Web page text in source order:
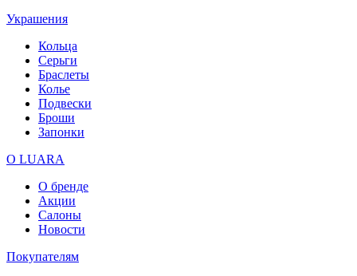
Украшения
Кольца
Серьги
Браслеты
Колье
Подвески
Броши
Запонки
О LUARA
О бренде
Акции
Салоны
Новости
Покупателям